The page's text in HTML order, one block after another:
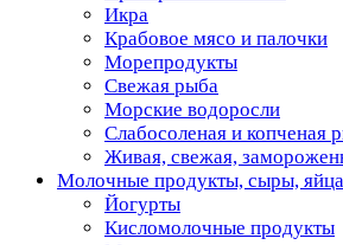
Икра
Крабовое мясо и палочки
Морепродукты
Свежая рыба
Морские водоросли
Слабосоленая и копченая
Живая, свежая,
Молочные продукты, сыры, яйца
Йогурты
Кисломолочные продукты